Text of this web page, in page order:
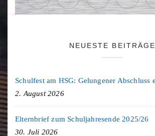
NEUESTE BEITRÄGE
2. August 2026
Elternbrief zum Schuljahresende 2025/26
30. Juli 2026